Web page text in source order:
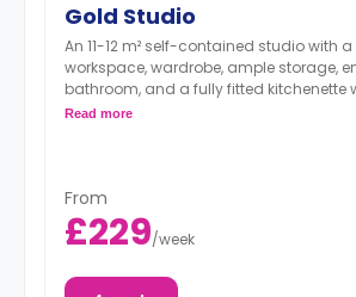
Gold Studio
An 11-12 m² self-contained studio with
workspace, wardrobe, ample storage,
bathroom, and a fully fitted kitchenette
fridge/freezer.
Read more
From
£229/week